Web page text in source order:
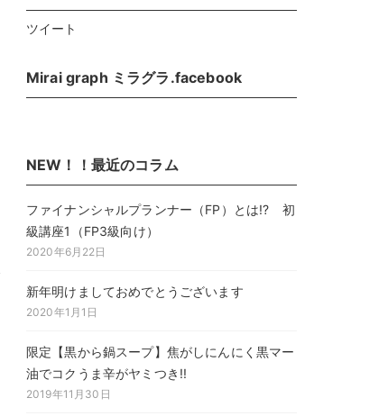
ツイート
Mirai graph ミラグラ.facebook
NEW！！最近のコラム
ファイナンシャルプランナー（FP）とは!? 初
級講座1（FP3級向け）
2020年6月22日
新年明けましておめでとうございます
2020年1月1日
限定【黒から鍋スープ】焦がしにんにく黒マー
油でコクうま辛がヤミつき!!
2019年11月30日